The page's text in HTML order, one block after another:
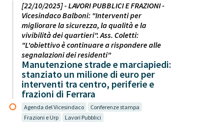
[22/10/2025] - LAVORI PUBBLICI E FRAZIONI -
Vicesindaco Balboni: "Interventi per
migliorare la sicurezza, la qualità e la
vivibilità dei quartieri". Ass. Coletti:
"L'obiettivo è continuare a rispondere alle
segnalazioni dei residenti"
Manutenzione strade e marciapiedi:
stanziato un milione di euro per
interventi tra centro, periferie e
frazioni di Ferrara
Agenda del Vicesindaco
Conferenze stampa
Frazioni e Urp
Lavori Pubblici